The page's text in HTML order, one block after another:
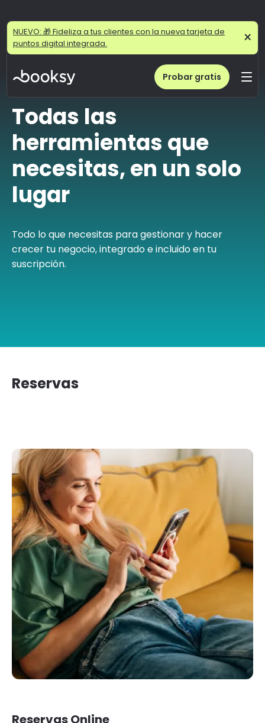
NUEVO: 🎁 Fideliza a tus clientes con la nueva tarjeta de
puntos digital integrada.
×
Probar gratis
Todas las
herramientas que
necesitas, en un solo
lugar
Todo lo que necesitas para gestionar y hacer
crecer tu negocio, integrado e incluido en tu
suscripción.
Reservas
Reservas Online